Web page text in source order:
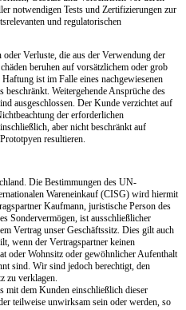
notwendigen Tests und Zertifizierungen zur
und regulatorischen
Verluste, die aus der Verwendung der
beruhen auf vorsätzlichem oder grob
ist im Falle eines nachgewiesenen
Weitergehende Ansprüche des
ausgeschlossen. Der Kunde verzichtet auf
der erforderlichen
aber nicht beschränkt auf
resultieren.
Die Bestimmungen des UN-
Wareneinkauf (CISG) wird hiermit
Kaufmann, juristische Person des
Sondervermögen, ist ausschließlicher
Vertrag unser Geschäftssitz. Dies gilt auch
wenn der Vertragspartner keinen
oder Wohnsitz oder gewöhnlicher Aufenthalt
sind. Wir sind jedoch berechtigt, den
zu verklagen.
mit dem Kunden einschließlich dieser
teilweise unwirksam sein oder werden, so